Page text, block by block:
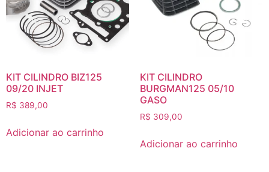
KIT CILINDRO BIZ125
09/20 INJET
R$ 389,00
Adicionar ao carrinho
KIT CILINDRO
BURGMAN125 05/10
GASO
R$ 309,00
Adicionar ao carrinho